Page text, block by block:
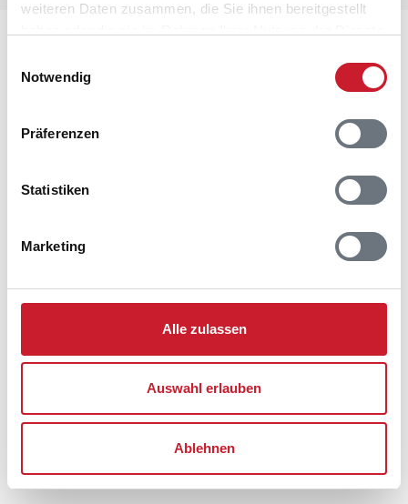
weiteren Daten zusammen, die Sie ihnen bereitgestellt
Notwendig
Präferenzen
Statistiken
Marketing
Alle zulassen
Auswahl erlauben
Ablehnen
Havklitvej 28